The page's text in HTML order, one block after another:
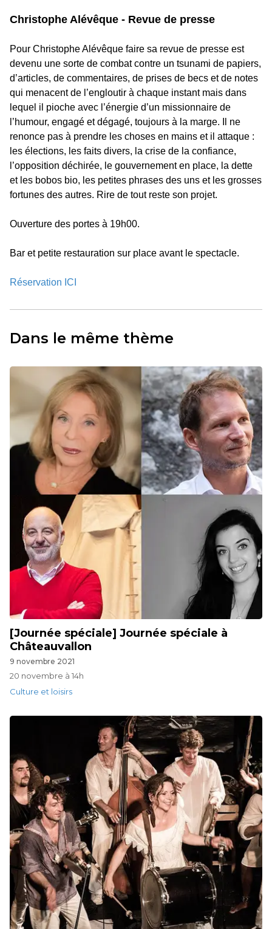
Christophe Alévêque - Revue de presse
Pour Christophe Alévêque faire sa revue de presse est
devenu une sorte de combat contre un tsunami de papiers,
d’articles, de commentaires, de prises de becs et de notes
qui menacent de l’engloutir à chaque instant mais dans
lequel il pioche avec l’énergie d’un missionnaire de
l’humour, engagé et dégagé, toujours à la marge. Il ne
renonce pas à prendre les choses en mains et il attaque :
les élections, les faits divers, la crise de la confiance,
l’opposition déchirée, le gouvernement en place, la dette
et les bobos bio, les petites phrases des uns et les grosses
fortunes des autres. Rire de tout reste son projet.
Ouverture des portes à 19h00.
Bar et petite restauration sur place avant le spectacle.
Réservation ICI
Dans le même thème
[Journée spéciale] Journée spéciale à
Châteauvallon
9 novembre 2021
20 novembre à 14h
Culture et loisirs